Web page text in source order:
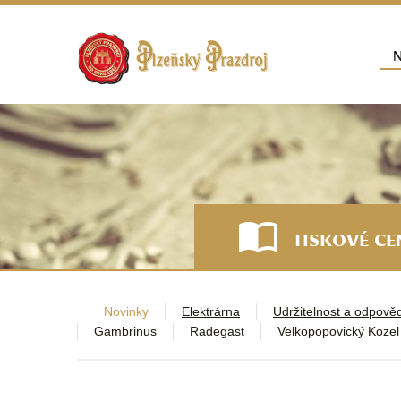
TISKOVÉ
Novinky Elektrárna Udržitelnost a
Gambrinus
Radegast Velkopopovický Kozel